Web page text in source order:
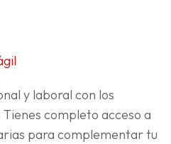
y laboral con los
completo acceso a
para complementar tu